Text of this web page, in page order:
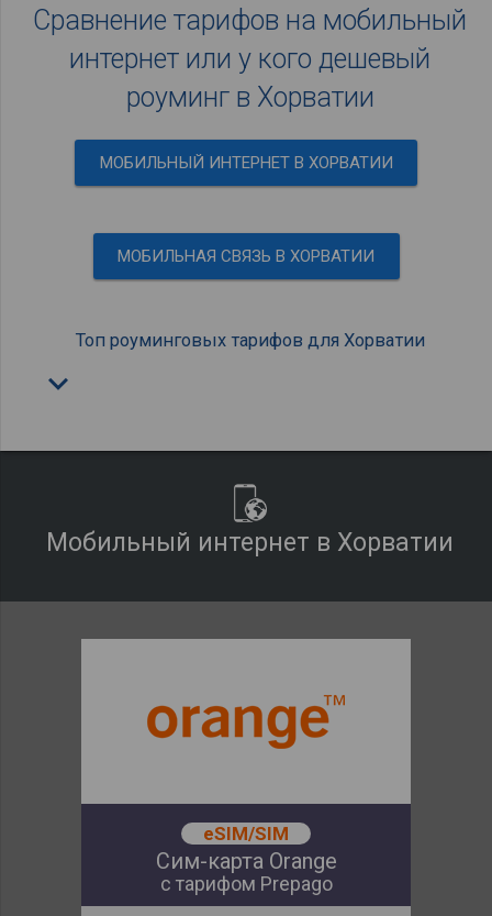
Сравнение тарифов на мобильный
интернет или у кого дешевый
роуминг в Хорватии
МОБИЛЬНЫЙ ИНТЕРНЕТ В ХОРВАТИИ
МОБИЛЬНАЯ СВЯЗЬ В ХОРВАТИИ
Топ роуминговых тарифов для Хорватии
keyboard_arrow_down
Мобильный интернет в Хорватии
eSIM/SIM
Сим-карта Orange
с тарифом Prepago